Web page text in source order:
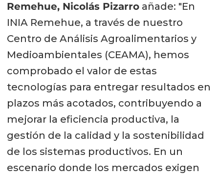
Remehue, Nicolás Pizarroañade: "En
INIA Remehue, a través de nuestro
Centro de Análisis Agroalimentarios y
Medioambientales (CEAMA), hemos
comprobado el valor de estas
tecnologías para entregar resultados en
plazos más acotados, contribuyendo a
mejorar la eficiencia productiva, la
gestión de la calidad y la sostenibilidad
de los sistemas productivos. En un
escenario donde los mercados exigen